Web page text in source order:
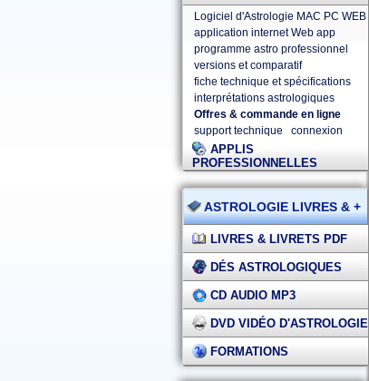
Logiciel d'Astrologie MAC PC WEB
application internet Web app
programme astro professionnel
versions et comparatif
fiche technique et spécifications
interprétations astrologiques
Offres & commande en ligne
support technique
connexion
APPLIS
PROFESSIONNELLES
ASTROLOGIE LIVRES & +
LIVRES & LIVRETS PDF
DÉS ASTROLOGIQUES
CD AUDIO MP3
DVD VIDÉO D'ASTROLOGIE
FORMATIONS